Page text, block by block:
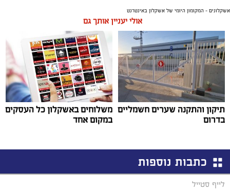
אשקלונים - המקומון היומי של אשקלון באינטרנט
אולי יעניין אותך גם
תיקון והתקנה שערים חשמליים
בדרום
משלוחים באשקלון כל העסקים
במקום אחד
כתבות נוספות
לייף סטייל